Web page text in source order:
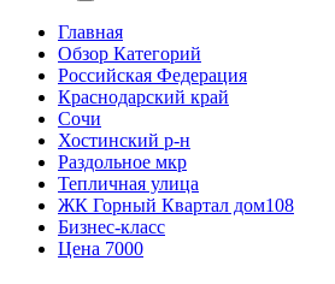
Главная
Обзор Категорий
Российская Федерация
Краснодарский край
Сочи
Хостинский р-н
Раздольное мкр
Тепличная улица
ЖК Горный Квартал дом108
Бизнес-класс
Цена 7000